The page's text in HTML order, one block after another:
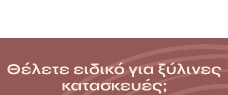
Θέλετε ειδικό για ξύλινες
κατασκευές;